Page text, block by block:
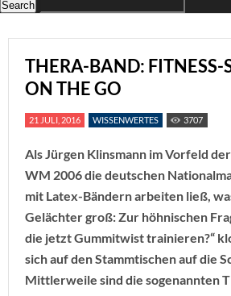
THERA-BAND: FITNESS-
ON THE GO
21 JULI, 2016 WISSENWERTES 3707
Als Jürgen Klinsmann im Vorfeld
WM 2006 die deutschen
mit Latex-Bändern arbeiten ließ,
Gelächter groß: Zur höhnischen
die jetzt Gummitwist trainieren?“
sich auf den Stammtischen auf die
Mittlerweile sind die sogenannten